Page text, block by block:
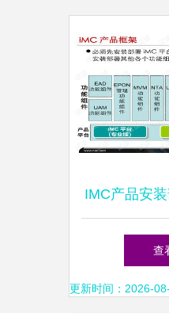
IMC产品安
操作指南——
查
更新时间：2026-